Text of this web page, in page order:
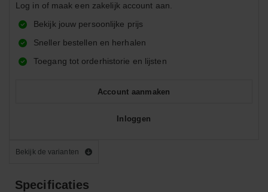
Bekijk de varianten
Specificaties
Log in of maak een zakelijk account aan.
Bekijk jouw persoonlijke prijs
Sneller bestellen en herhalen
Toegang tot orderhistorie en lijsten
Account aanmaken
Inloggen